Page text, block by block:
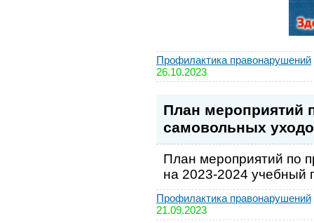
Профилактика правонарушений
26.10.2023
План мероприятий
самовольных
План мероприятий по
на 2023-2024 учебный
Профилактика правонарушений
21.09.2023